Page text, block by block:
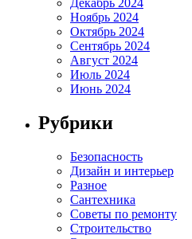
Декабрь 2024
Ноябрь 2024
Октябрь 2024
Сентябрь 2024
Август 2024
Июль 2024
Июнь 2024
Рубрики
Безопасность
Дизайн и интерьер
Разное
Сантехника
Советы по ремонту
Строительство